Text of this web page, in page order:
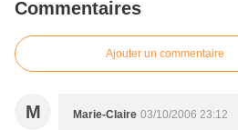
Commentaires
Ajouter un commentaire
M Marie-Claire 03/10/2006 23:12